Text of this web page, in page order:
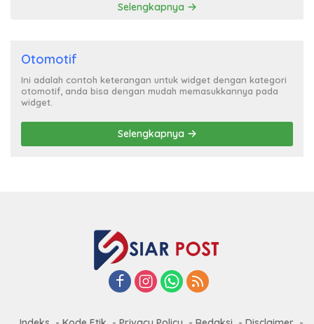
Selengkapnya
Otomotif
Ini adalah contoh keterangan untuk widget dengan kategori
otomotif, anda bisa dengan mudah memasukkannya pada
widget.
Selengkapnya